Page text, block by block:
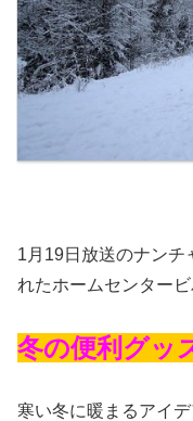
1月19日放送のナンチ
れたホームセンター
冬の便利グッ
寒い冬に暖まるアイ